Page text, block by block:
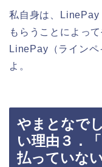
私自身は、LinePay
もらうことによっ
LinePay（ライン
よ。
やまとなで
い理由３．
払っていない